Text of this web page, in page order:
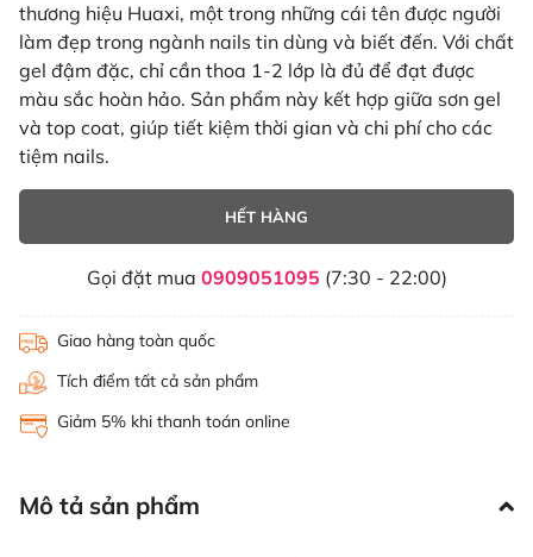
thương hiệu Huaxi, một trong những cái tên được người
làm đẹp trong ngành nails tin dùng và biết đến. Với chất
gel đậm đặc, chỉ cần thoa 1-2 lớp là đủ để đạt được
màu sắc hoàn hảo. Sản phẩm này kết hợp giữa sơn gel
và top coat, giúp tiết kiệm thời gian và chi phí cho các
tiệm nails.
HẾT HÀNG
Gọi đặt mua 0909051095 (7:30 - 22:00)
Giao hàng toàn quốc
Tích điểm tất cả sản phẩm
Giảm 5% khi thanh toán online
Mô tả sản phẩm